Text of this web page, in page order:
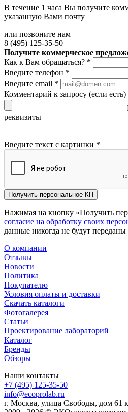
В течение 1 часа Вы получите
указанную Вами почту
или позвоните нам
8 (495) 125-35-50
Получите коммерческое
Как к Вам обращаться? *
Введите телефон *
Введите email *
Комментарий к запросу (если есть)
реквизиты
Введите текст с картинки *
Получить персональное КП
Нажимая на кнопку «Получить
согласие на обработку своих
данные никогда не будут
О компании
Отзывы
Новости
Политика
Покупателю
Условия оплаты и доставки
Скачать каталоги
Фотогалерея
Статьи
Проектирование лабораторий
Каталог
Бренды
Обзоры
Наши контакты
+7 (495) 125-35-50
info@ecoprolab.ru
г. Москва, улица Свободы, дом 61